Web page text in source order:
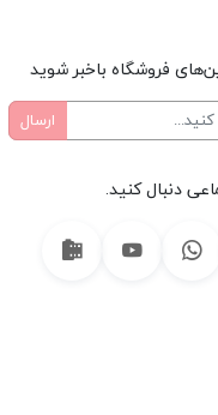
فروشگاه باخبر شوید
دنبال کنید.